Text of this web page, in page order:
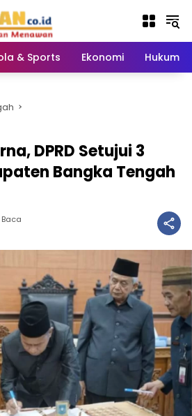
& Sports Ekonomi Hukum
DPRD Setujui 3
Bangka Tengah